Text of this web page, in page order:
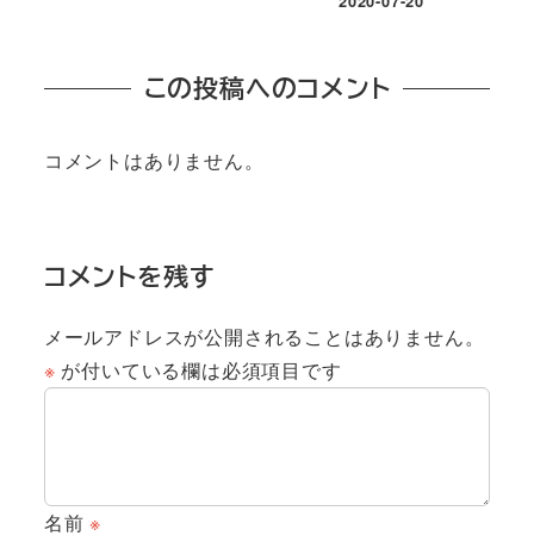
投稿日
この投稿へのコメント
コメントはありません。
コメントを残す
メールアドレスが公開されることはありません。
※ が付いている欄は必須項目です
名前※